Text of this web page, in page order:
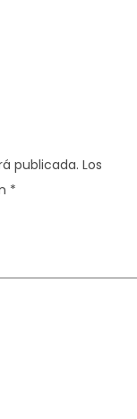
publicada. Los
*